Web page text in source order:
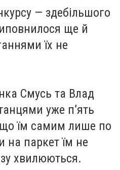
— здебільшого
ще й
їх не
Смусь та Влад
уже п’ять
їм самим лише по
на паркет їм не
хвилюються.